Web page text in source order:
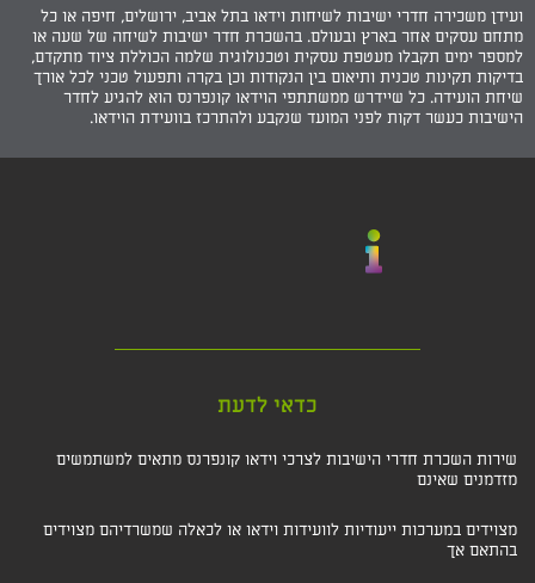
ועידן משכירה חדרי ישיבות לשיחות וידאו בתל אביב, ירושלים, חיפה או כל
מתחם עסקים אחר בארץ ובעולם. בהשכרת חדר ישיבות לשיחה של שעה או
למספר ימים תקבלו מעטפת עסקית וטכנולוגית שלמה הכוללת ציוד מתקדם,
בדיקות תקינות טכנית ותיאום בין הנקודות וכן בקרה ותפעול טכני לכל אורך
שיחת הועידה. כל שיידרש ממשתתפי הוידאו קונפרנס הוא להגיע לחדר
הישיבות כעשר דקות לפני המועד שנקבע ולהתרכז בוועידת הוידאו.
כדאי לדעת
שירות השכרת חדרי הישיבות לצרכי וידאו קונפרנס מתאים למשתמשים
מזדמנים שאינם
מצוידים במערכות ייעודיות לוועידות וידאו או לכאלה שמשרדיהם מצוידים
בהתאם אך